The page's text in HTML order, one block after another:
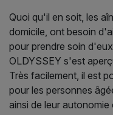
Quoi qu'il en soit, les
domicile, ont besoin
pour prendre soin
OLDYSSEY s'est
Très facilement, il est
pour les personnes
ainsi de leur